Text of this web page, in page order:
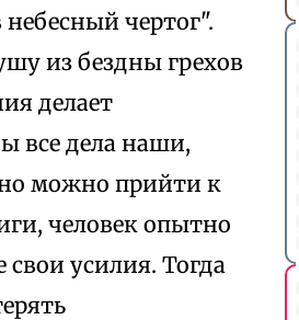
чертог".
из бездны грехов
делает
все дела наши,
можно прийти к
человек опытно
усилия. Тогда